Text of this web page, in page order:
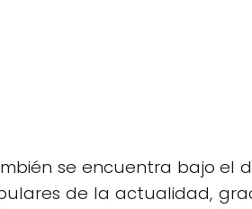
se encuentra bajo el
de la actualidad,